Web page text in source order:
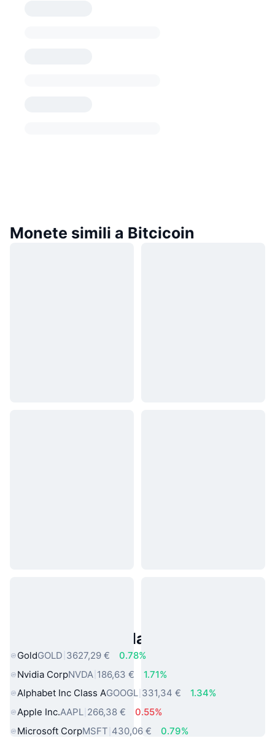
Monete simili a Bitcicoin
Asset reali popolari
GoldGOLD 3627,29 €
0.78%
Nvidia CorpNVDA 186,63 €
1.71%
Alphabet Inc Class AGOOGL 331,34 €
1.34%
Apple Inc.AAPL 266,38 €
0.55%
Microsoft CorpMSFT 430,06 €
0.79%